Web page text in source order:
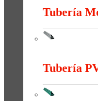
Tubería
Tubería